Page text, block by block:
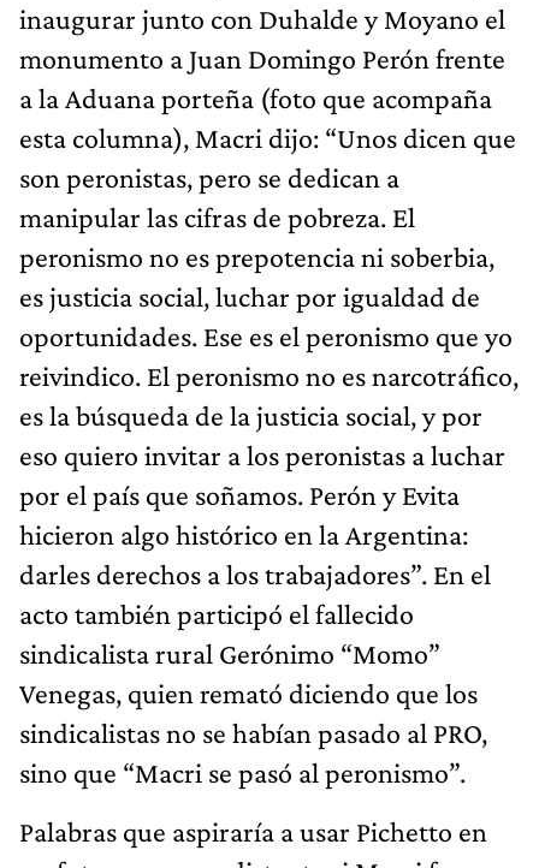
inaugurar junto con Duhalde y Moyano el
monumento a Juan Domingo Perón frente
a la Aduana porteña (foto que acompaña
esta columna), Macri dijo: “Unos dicen que
son peronistas, pero se dedican a
manipular las cifras de pobreza. El
peronismo no es prepotencia ni soberbia,
es justicia social, luchar por igualdad de
oportunidades. Ese es el peronismo que yo
reivindico. El peronismo no es narcotráfico,
es la búsqueda de la justicia social, y por
eso quiero invitar a los peronistas a luchar
por el país que soñamos. Perón y Evita
hicieron algo histórico en la Argentina:
darles derechos a los trabajadores”. En el
acto también participó el fallecido
sindicalista rural Gerónimo “Momo”
Venegas, quien remató diciendo que los
sindicalistas no se habían pasado al PRO,
sino que “Macri se pasó al peronismo”.
Palabras que aspiraría a usar Pichetto en